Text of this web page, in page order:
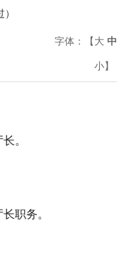
字体：【大 中
小】
。
职务。